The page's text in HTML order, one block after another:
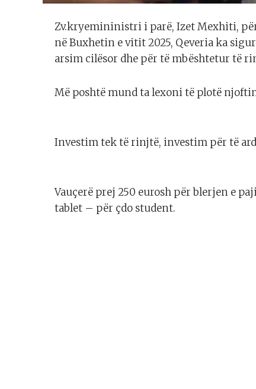
Zv.kryemininistri i parë, Izet Mexhiti,
në Buxhetin e vitit 2025, Qeveria ka
arsim cilësor dhe për të mbështetur të
Më poshtë mund ta lexoni të plotë
Investim tek të rinjtë, investim për të
Vauçerë prej 250 eurosh për blerjen e
tablet – për çdo student.